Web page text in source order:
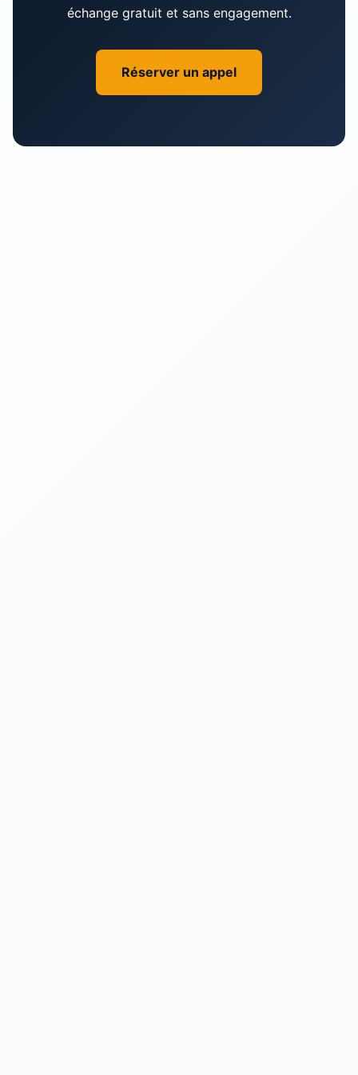
chances que nous travaillions ensemble!
échange gratuit et sans engagement.
Réserver un appel